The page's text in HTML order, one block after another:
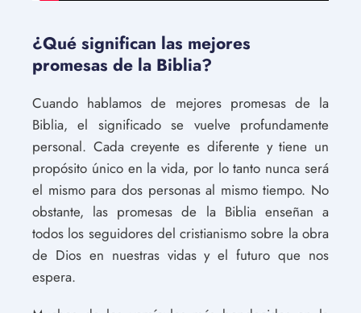
¿Qué significan las mejores
promesas de la Biblia?
Cuando hablamos de mejores promesas de la
Biblia, el significado se vuelve profundamente
personal. Cada creyente es diferente y tiene un
propósito único en la vida, por lo tanto nunca será
el mismo para dos personas al mismo tiempo. No
obstante, las promesas de la Biblia enseñan a
todos los seguidores del cristianismo sobre la obra
de Dios en nuestras vidas y el futuro que nos
espera.